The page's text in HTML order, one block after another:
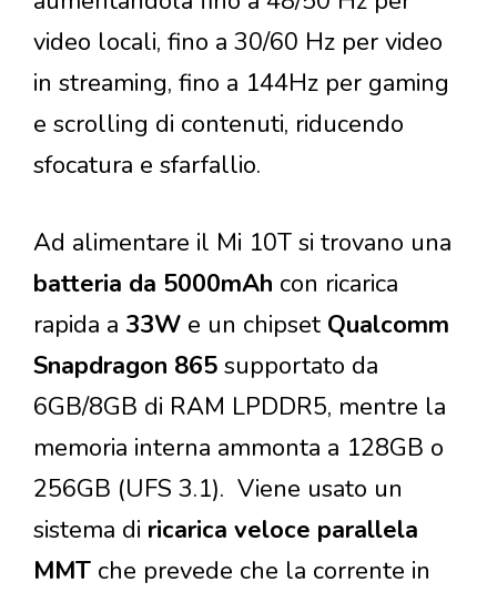
video locali, fino a 30/60 Hz per video
in streaming, fino a 144Hz per gaming
e scrolling di contenuti, riducendo
sfocatura e sfarfallio.
Ad alimentare il Mi 10T si trovano una
batteria da 5000mAh con ricarica
rapida a 33W e un chipset Qualcomm
Snapdragon 865 supportato da
6GB/8GB di RAM LPDDR5, mentre la
memoria interna ammonta a 128GB o
256GB (UFS 3.1). Viene usato un
sistema di ricarica veloce parallela
MMT che prevede che la corrente in